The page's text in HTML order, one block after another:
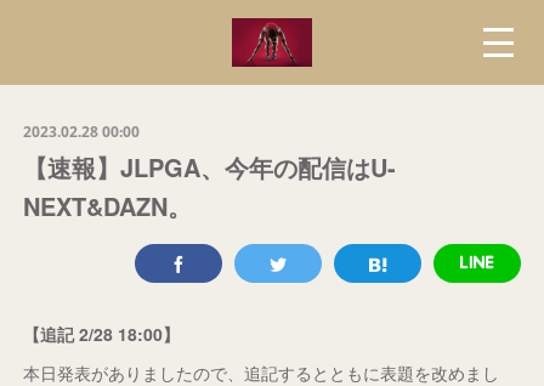
2023.02.28 00:00
【速報】JLPGA、今年の配信はU-
NEXT&DAZN。
【追記 2/28 18:00】
本日発表がありましたので、追記するとともに表題を改めまし